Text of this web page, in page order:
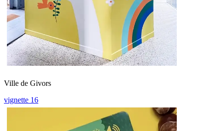
Ville de Givors
vignette 16